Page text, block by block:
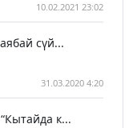
10.02.2021 23:02
сүй...
31.03.2020 4:20
к...